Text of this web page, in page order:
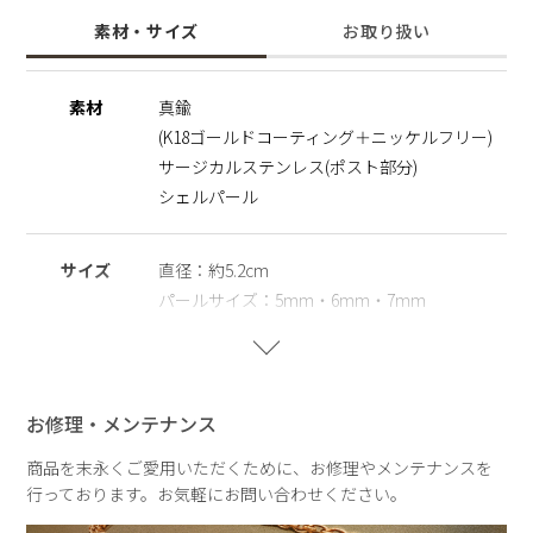
シェルパ―ルは汗や水にも強くお手入れも簡単で長くご愛用い
ただけます。
しく金属アレルギーの方でも安心してご使用いただけます。
【仕様変更のお知らせ】
より快適にご着用いただけるよう、キャッチの仕様をリニュー
現行仕様は在庫限り（売り切れ次第終了）となり、以降は新仕
様での販売となります。
天然の殻を再利用してつくられ自然や環境にやさしく、長くご
※サージカルステンレス
医療用器具に使われている合金です。 表面が特殊な膜で覆わ
れており、皮膚や汗に触れてもイオン化して溶け出しにくい素
素材・サイズ お取り扱い
素材
真鍮
(K18ゴールドコーティング＋ニッケルフリー)
サージカルステンレス(ポスト部分)
シェルパール
サイズ
直径：約5.2cm
パールサイズ：5mm・6mm・7mm
お修理・メンテナンス
商品を末永くご愛用いただくために、お修理やメンテナンスを
行っております。お気軽にお問い合わせください。